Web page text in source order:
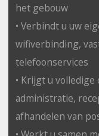
het gebouw
• Verbindt u uw
wifiverbinding,
telefoonservices
• Krijgt u
administratie,
afhandelen van